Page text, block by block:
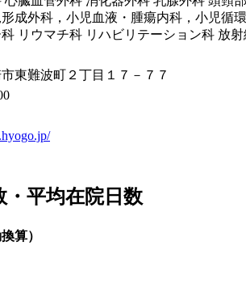
成外科，小児血液・腫瘍内科，小児循
リウマチ科 リハビリテーション科 放
東難波町２丁目１７－７７
・平均在院日数
算）